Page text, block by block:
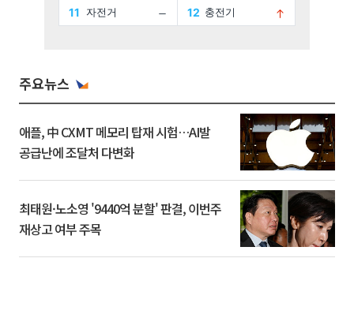
주요뉴스
애플, 中 CXMT 메모리 탑재 시험…AI발
공급난에 조달처 다변화
최태원·노소영 '9440억 분할' 판결, 이번주
재상고 여부 주목